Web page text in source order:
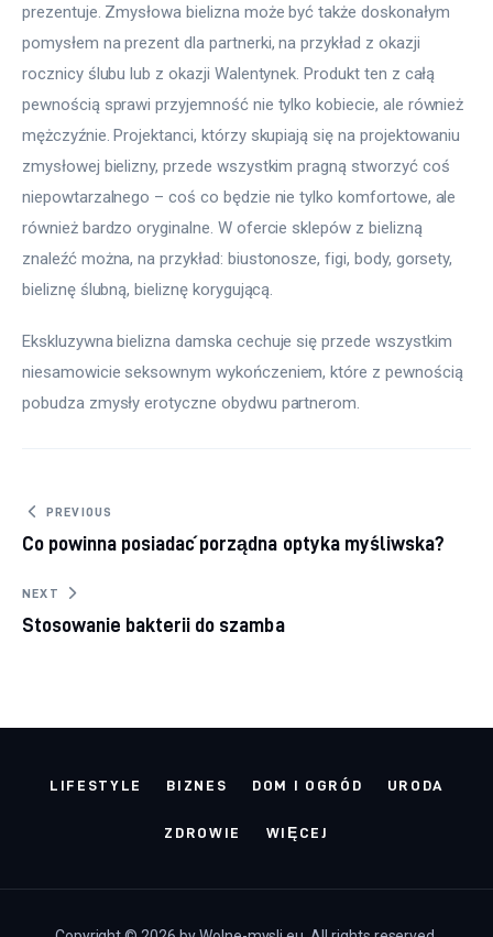
prezentuje. Zmysłowa bielizna może być także doskonałym
pomysłem na prezent dla partnerki, na przykład z okazji
rocznicy ślubu lub z okazji Walentynek. Produkt ten z całą
pewnością sprawi przyjemność nie tylko kobiecie, ale również
mężczyźnie. Projektanci, którzy skupiają się na projektowaniu
zmysłowej bielizny, przede wszystkim pragną stworzyć coś
niepowtarzalnego – coś co będzie nie tylko komfortowe, ale
również bardzo oryginalne. W ofercie sklepów z bielizną
znaleźć można, na przykład: biustonosze, figi, body, gorsety,
bieliznę ślubną, bieliznę korygującą.
Ekskluzywna bielizna damska cechuje się przede wszystkim
niesamowicie seksownym wykończeniem, które z pewnością
pobudza zmysły erotyczne obydwu partnerom.
Nawigacja wpisu
PREVIOUS
Co powinna posiadać porządna optyka myśliwska?
NEXT
Stosowanie bakterii do szamba
LIFESTYLE BIZNES DOM I OGRÓD URODA
ZDROWIE WIĘCEJ